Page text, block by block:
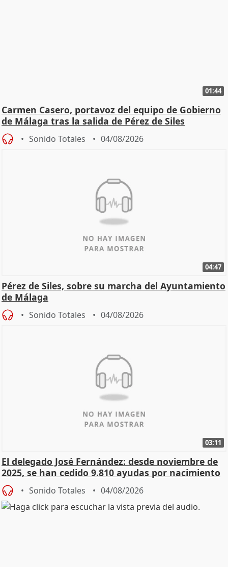
01:44
Carmen Casero, portavoz del equipo de Gobierno
de Málaga tras la salida de Pérez de Siles
Sonido Totales 04/08/2026
04:47
Pérez de Siles, sobre su marcha del Ayuntamiento
de Málaga
Sonido Totales 04/08/2026
03:11
El delegado José Fernández: desde noviembre de
2025, se han cedido 9.810 ayudas por nacimiento
Sonido Totales 04/08/2026